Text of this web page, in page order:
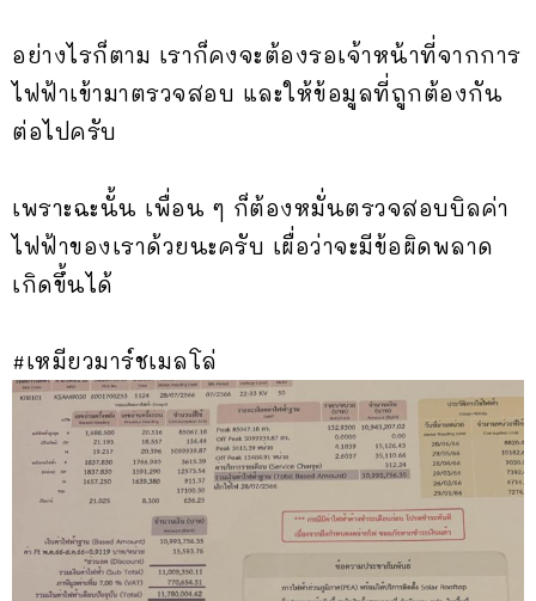
อย่างไรก็ตาม เราก็คงจะต้องรอเจ้าหน้าที่จากการ
ไฟฟ้าเข้ามาตรวจสอบ และให้ข้อมูลที่ถูกต้องกัน
ต่อไปครับ
เพราะฉะนั้น เพื่อน ๆ ก็ต้องหมั่นตรวจสอบบิลค่า
ไฟฟ้าของเราด้วยนะครับ เผื่อว่าจะมีข้อผิดพลาด
เกิดขึ้นได้
#เหมียวมาร์ชเมลโล่